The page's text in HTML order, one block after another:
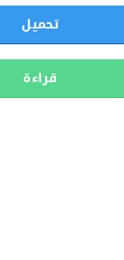
تحميل
قراءة